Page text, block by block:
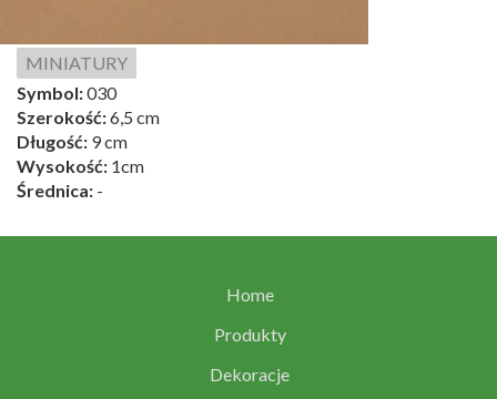
MINIATURY
Symbol:030
Szerokość:6,5 cm
Długość: 9 cm
Wysokość: 1cm
Średnica: -
Home
Produkty
Dekoracje